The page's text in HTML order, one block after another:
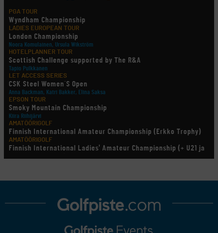
PGA TOUR
Wyndham Championship
LADIES EUROPEAN TOUR
London Championship
Noora Komulainen, Ursula Wikström
HOTELPLANNER TOUR
Scottish Challenge supported by The R&A
Tapio Pulkkanen
LET ACCESS SERIES
CSK Steel Women´S Open
Anna Backman, Katri Bakker, Elina Saksa
EPSON TOUR
Smoky Mountain Championship
Kiira Riihijärvi
AMATÖÖRIGOLF
Finnish International Amateur Championship (Erkko Trophy)
AMATÖÖRIGOLF
Finnish International Ladies' Amateur Championship (+ U21 ja
U18/FJT/Aulanko)
LEGENDS TOUR
U.S. Women's Amateur Championship
Eeli Krankka, Lionel Mutikainen